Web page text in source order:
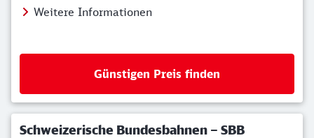
Weitere Informationen
Günstigen Preis finden
Schweizerische Bundesbahnen – SBB